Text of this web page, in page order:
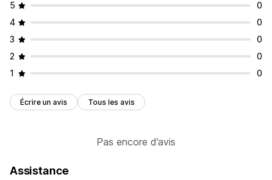
5
0
4
0
3
0
2
0
1
0
Écrire un avis Tous les avis
Pas encore d’avis
Assistance